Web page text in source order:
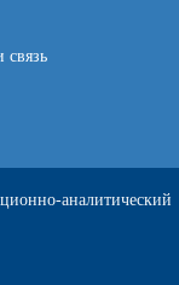
связь
аналитический